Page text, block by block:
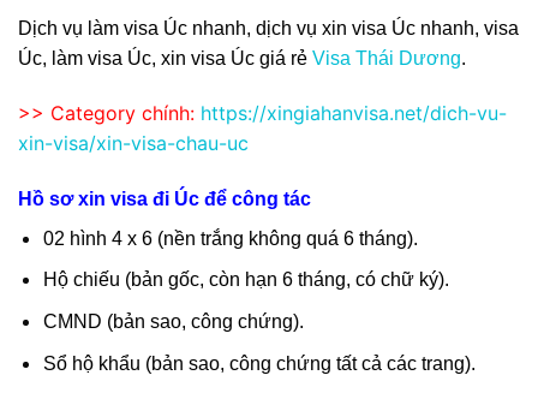
Dịch vụ làm visa Úc nhanh, dịch vụ xin visa Úc nhanh, visa
Úc, làm visa Úc, xin visa Úc giá rẻ Visa Thái Dương.
>> Category chính: https://xingiahanvisa.net/dich-vu-
xin-visa/xin-visa-chau-uc
Hồ sơ xin visa đi Úc để công tác
02 hình 4 x 6 (nền trắng không quá 6 tháng).
Hộ chiếu (bản gốc, còn hạn 6 tháng, có chữ ký).
CMND (bản sao, công chứng).
Sổ hộ khẩu (bản sao, công chứng tất cả các trang).